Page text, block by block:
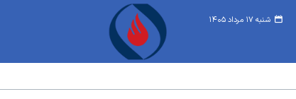
شنبه ۱۷ مرداد ۱۴۰۵